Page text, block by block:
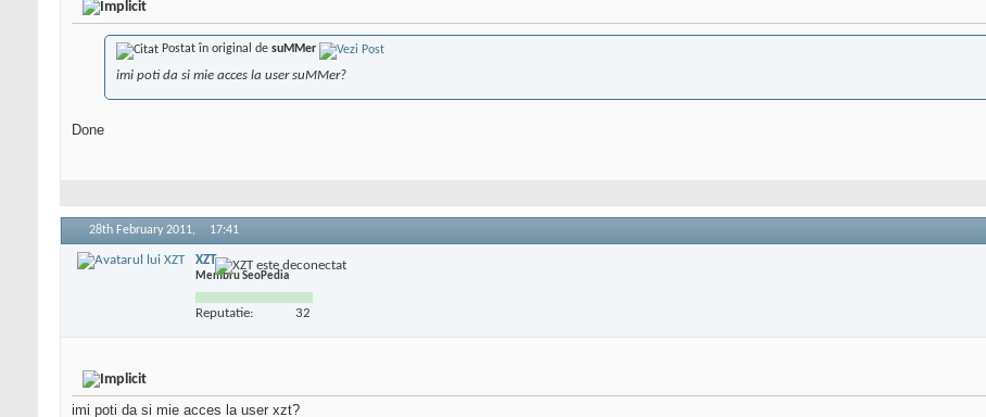
Postat în original de suMMer
imi poti da si mie acces la user suMMer?
Done
28th February 2011, 17:41
XZT
Membru SeoPedia
Reputatie: 32
imi poti da si mie acces la user xzt?